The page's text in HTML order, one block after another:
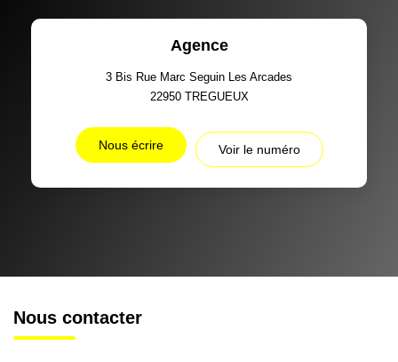
Agence
3 Bis Rue Marc Seguin Les Arcades
22950 TREGUEUX
Nous écrire Voir le numéro
Nous contacter